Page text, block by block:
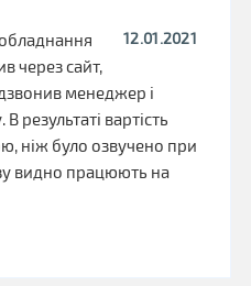
12.01.2021
через сайт,
менеджер і
результаті вартість
ніж було озвучено при
видно працюють на